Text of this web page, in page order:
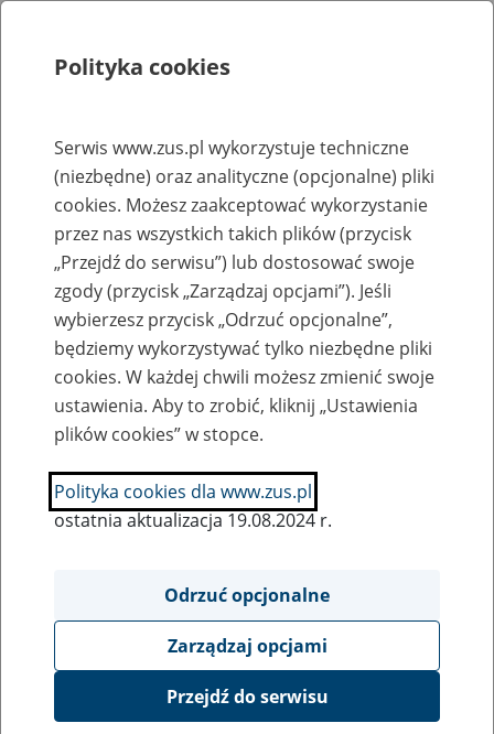
Rejestry, ewidencje i archiwa
Baza zlikwidowanych lub
przekształconych zakładów pracy
Nazwa zakładu pracy:
SZUKAJ
Ukryj wszystkie pozycje bazy
Technikum Rolnicze/nJanowiec
Polityka cookies
Serwis www.zus.pl wykorzystuje techniczne
(niezbędne) oraz analityczne (opcjonalne) pliki
cookies. Możesz zaakceptować wykorzystanie
przez nas wszystkich takich plików (przycisk
„Przejdź do serwisu”) lub dostosować swoje
zgody (przycisk „Zarządzaj opcjami”). Jeśli
wybierzesz przycisk „Odrzuć opcjonalne”,
będziemy wykorzystywać tylko niezbędne pliki
cookies. W każdej chwili możesz zmienić swoje
ustawienia. Aby to zrobić, kliknij „Ustawienia
plików cookies” w stopce.
Polityka cookies dla www.zus.pl
ostatnia aktualizacja 19.08.2024 r.
Odrzuć opcjonalne
Zarządzaj opcjami
Przejdź do serwisu